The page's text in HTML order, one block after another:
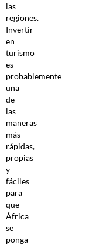
las
regiones.
Invertir
en
turismo
es
probablemente
una
de
las
maneras
más
rápidas,
propias
y
fáciles
para
que
África
se
ponga